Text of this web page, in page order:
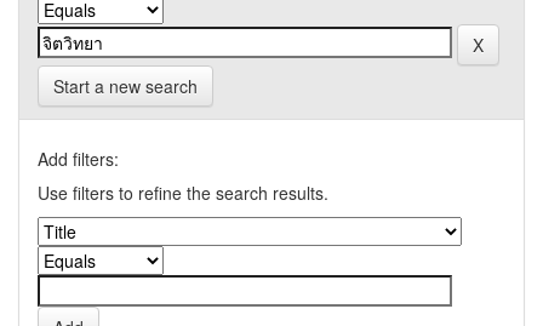
Start a new search
Add filters:
Use filters to refine the search results.